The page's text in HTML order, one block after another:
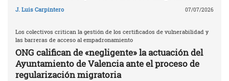
J. Luis Carpintero 07/07/2026
Los colectivos critican la gestión de los certificados de vulnerabilidad y
las barreras de acceso al empadronamiento
ONG califican de «negligente» la actuación del
Ayuntamiento de Valencia ante el proceso de
regularización migratoria